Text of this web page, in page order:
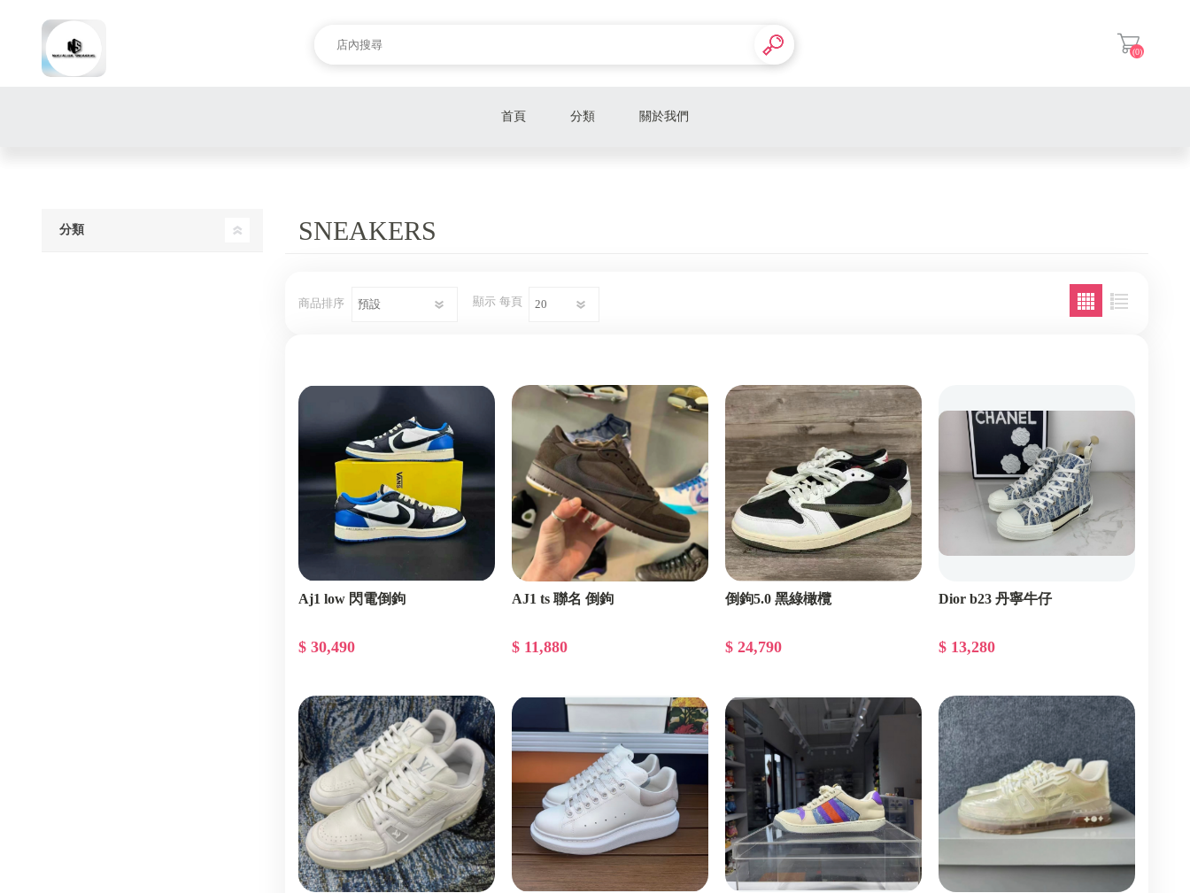
(0)
首頁 分類 關於我們
SNEAKERS
商品排序 顯示 每頁
Aj1 low 閃電倒鉤
$ 30,490
AJ1 ts 聯名 倒鉤
$ 11,880
倒鉤5.0 黑綠橄欖
$ 24,790
Dior b23 丹寧牛仔
$ 13,280
分類